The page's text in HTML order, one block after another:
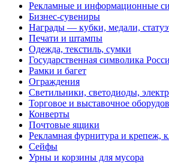
Рекламные и информационные
Бизнес-сувениры
Награды — кубки, медали,
Печати и штампы
Одежда, текстиль, сумки
Государственная символика
Рамки и багет
Ограждения
Светильники, светодиоды,
Торговое и выставочное
Конверты
Почтовые ящики
Рекламная фурнитура и крепеж,
Сейфы
Урны и корзины для мусора